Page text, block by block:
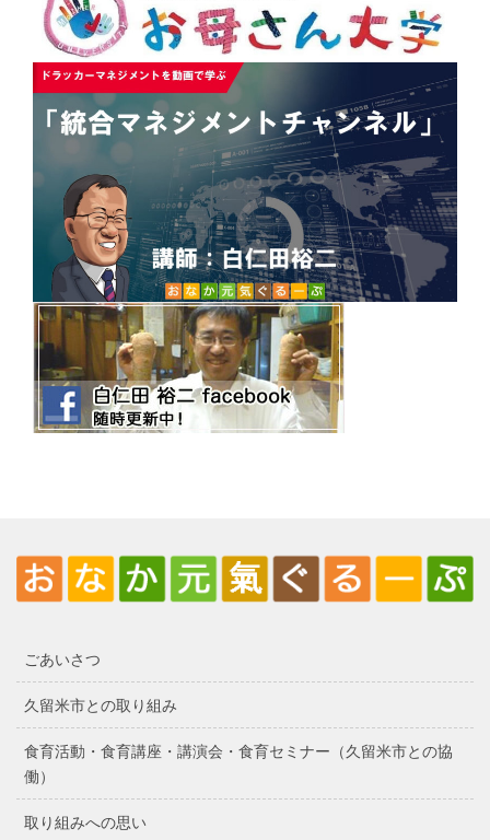
ごあいさつ
久留米市との取り組み
食育活動・食育講座・講演会・食育セミナー（久留米市との協
働）
取り組みへの思い